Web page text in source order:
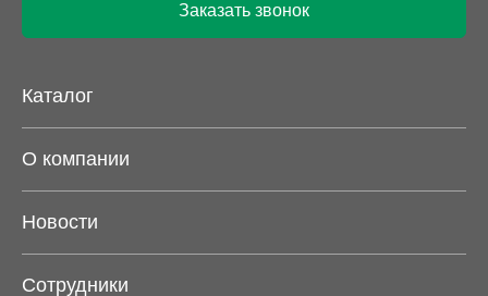
Заказать звонок
Каталог
О компании
Новости
Сотрудники